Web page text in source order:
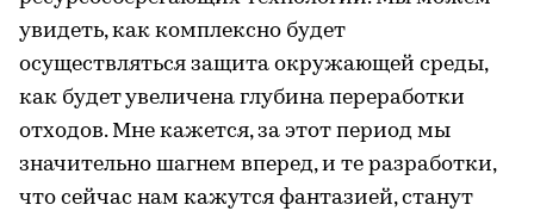
увидеть, как комплексно будет
осуществляться защита окружающей среды,
как будет увеличена глубина переработки
отходов. Мне кажется, за этот период мы
значительно шагнем вперед, и те разработки,
что сейчас нам кажутся фантазией, станут